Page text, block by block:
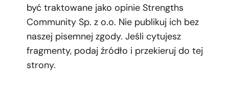
być traktowane jako opinie Strengths
Community Sp. z o.o. Nie publikuj ich bez
naszej pisemnej zgody. Jeśli cytujesz
fragmenty, podaj źródło i przekieruj do tej
strony.